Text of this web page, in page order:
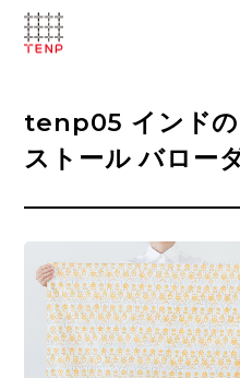
tenp05 インドの
ストール バロー